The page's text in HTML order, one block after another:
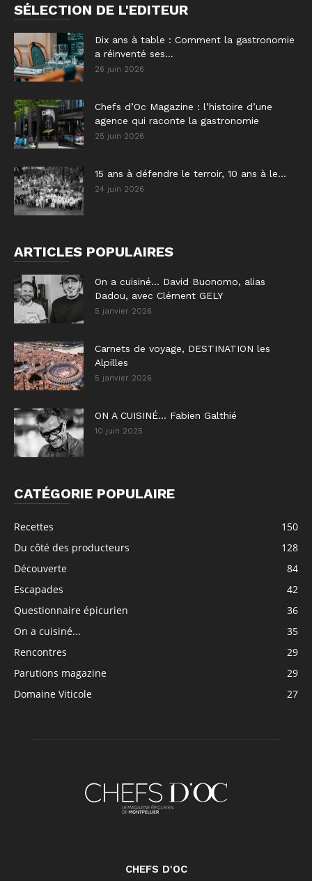
SÉLECTION DE L'EDITEUR
Dix ans à table : Comment la gastronomie
a réinventé ses...
26 juin 2026
Chefs d’Oc Magazine : l’histoire d’une
agence qui raconte la gastronomie
25 juin 2026
15 ans à défendre le terroir, 10 ans à le...
24 juin 2026
ARTICLES POPULAIRES
On a cuisiné… David Buonomo, alias
Dadou, avec Clément GELY
5 janvier 2026
Carnets de voyage, DESTINATION les
Alpilles
5 janvier 2026
ON A CUISINÉ… Fabien Galthié
10 juin 2025
CATÉGORIE POPULAIRE
Recettes
150
Du côté des producteurs
128
Découverte
84
Escapades
42
Questionnaire épicurien
36
On a cuisiné...
35
Rencontres
29
Parutions magazine
29
Domaine Viticole
27
CHEFS D'OC